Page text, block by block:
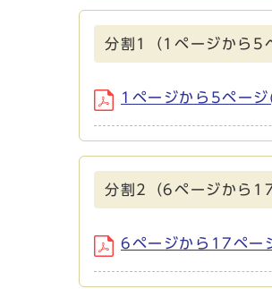
分割1（1ページから5
1ページから5ペー
分割2（6ページから17
6ページから17ペ